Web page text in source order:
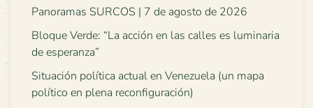
Panoramas SURCOS | 7 de agosto de 2026
Bloque Verde: “La acción en las calles es luminaria
de esperanza”
Situación política actual en Venezuela (un mapa
político en plena reconfiguración)